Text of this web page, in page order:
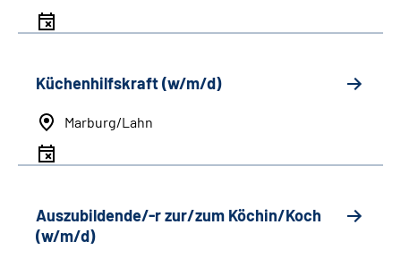
Küchenhilfskraft (w/m/d)
Marburg/Lahn
Auszubildende/-r zur/zum Köchin/Koch
(w/m/d)